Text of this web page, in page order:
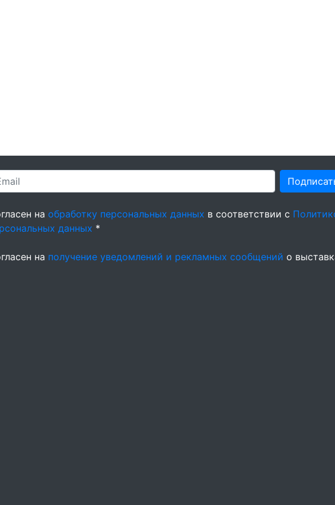
на обработку персональных данных в соответствии с
данных *
на получение уведомлений и рекламных сообщений о